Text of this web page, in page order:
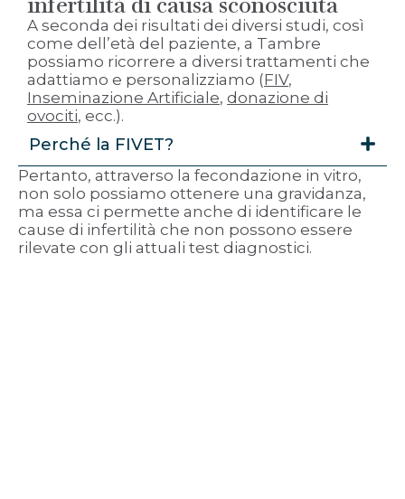
A seconda dei risultati dei diversi studi, così
come dell’età del paziente, a Tambre
possiamo ricorrere a diversi trattamenti che
adattiamo e personalizziamo (FIV,
Inseminazione Artificiale, donazione di
ovociti, ecc.).
Perché la FIVET?
Pertanto, attraverso la fecondazione in vitro,
non solo possiamo ottenere una gravidanza,
ma essa ci permette anche di identificare le
cause di infertilità che non possono essere
rilevate con gli attuali test diagnostici.